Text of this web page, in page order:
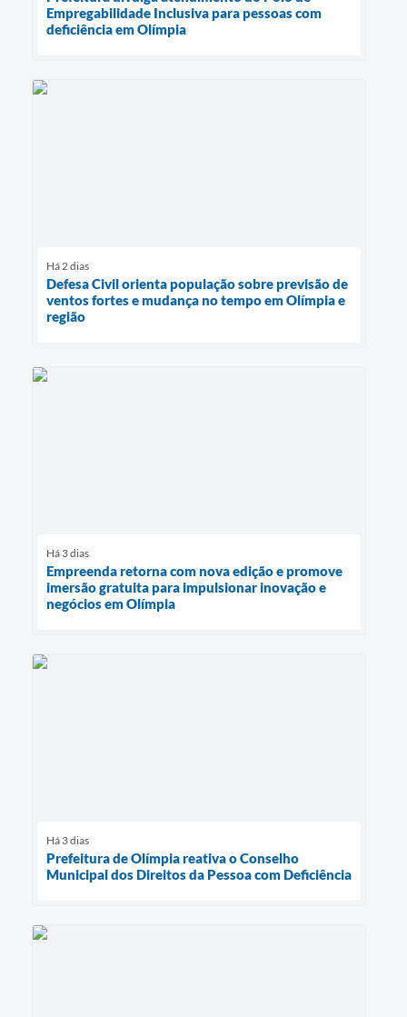
Empregabilidade Inclusiva para pessoas com
deficiência em Olímpia
Há 2 dias
Defesa Civil orienta população sobre previsão de
ventos fortes e mudança no tempo em Olímpia e
região
Há 3 dias
Empreenda retorna com nova edição e promove
imersão gratuita para impulsionar inovação e
negócios em Olímpia
Há 3 dias
Prefeitura de Olímpia reativa o Conselho
Municipal dos Direitos da Pessoa com Deficiência